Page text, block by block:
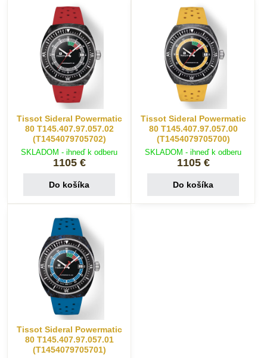
Tissot Sideral Powermatic
80 T145.407.97.057.02
(T1454079705702)
SKLADOM - ihneď k odberu
1105 €
Do košíka
Tissot Sideral Powermatic
80 T145.407.97.057.00
(T1454079705700)
SKLADOM - ihneď k odberu
1105 €
Do košíka
Tissot Sideral Powermatic
80 T145.407.97.057.01
(T1454079705701)